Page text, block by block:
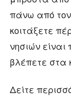
πάνω από τον
κοιτάξετε
νησιών
βλέπετε στα
Δείτε